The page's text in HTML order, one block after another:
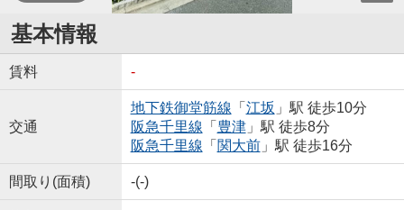
基本情報
賃料 -
交通
地下鉄御堂筋線 「 江坂 」駅 徒歩10分
阪急千里線 「 豊津」駅 徒歩8分
阪急千里線 「 関大前」駅 徒歩16分
間取り(面積) -(-)